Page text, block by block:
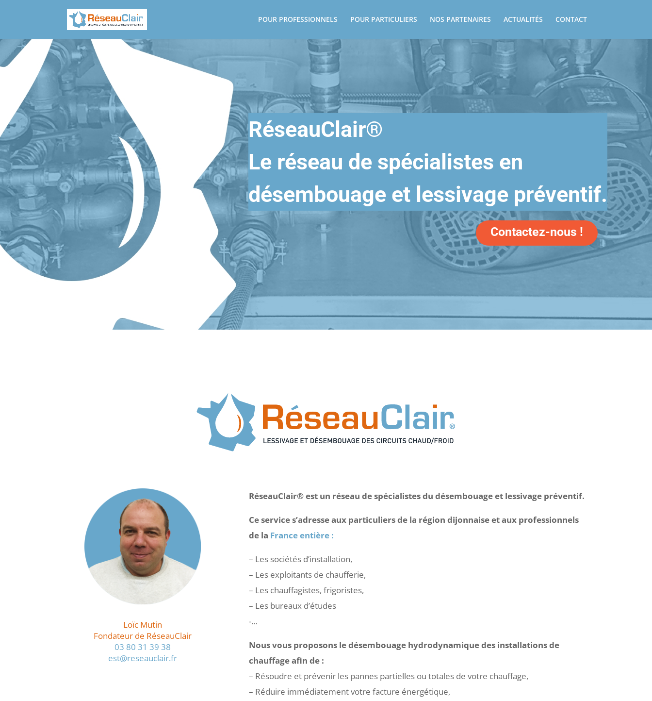
POUR PROFESSIONNELS POUR PARTICULIERS NOS PARTENAIRES ACTUALITÉS CONTACT
RéseauClair®
Le réseau de spécialistes en
désembouage et lessivage préventif.
Contactez-nous !
Loïc Mutin
Fondateur de RéseauClair
03 80 31 39 38
est@reseauclair.fr
RéseauClair® est un réseau de spécialistes du désembouage et lessivage préventif.
Ce service s’adresse aux particuliers de la région dijonnaise et aux professionnels
de la France entière :
– Les sociétés d’installation,
– Les exploitants de chaufferie,
– Les chauffagistes, frigoristes,
– Les bureaux d’études
-…
Nous vous proposons le désembouage hydrodynamique des installations de
chauffage afin de :
– Résoudre et prévenir les pannes partielles ou totales de votre chauffage,
– Réduire immédiatement votre facture énergétique,